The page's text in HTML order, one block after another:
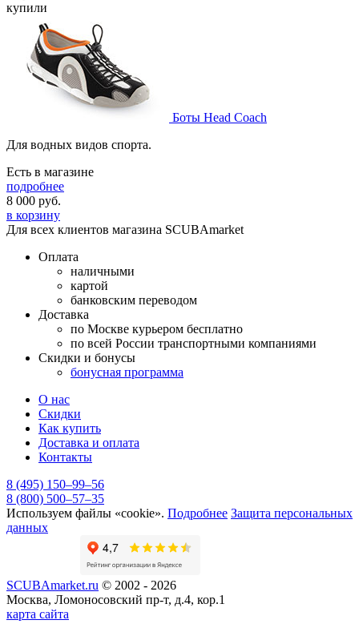
купили
Боты Head Coach
Для водных видов спорта.
Есть в магазине
подробнее
8 000 руб.
в корзину
Для всех клиентов магазина SCUBAmarket
Оплата
наличными
картой
банковским переводом
Доставка
по Москве курьером бесплатно
по всей России транспортными компаниями
Скидки и бонусы
бонусная программа
О нас
Скидки
Как купить
Доставка и оплата
Контакты
8 (495) 150–99–56
8 (800) 500–57–35
Используем файлы «cookie». Подробнее Защита персональных
данных
SCUBAmarket.ru © 2002 - 2026
Москва, Ломоносовский пр-т, д.4, кор.1
карта сайта